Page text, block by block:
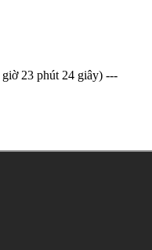
23 phút 24 giây) ---